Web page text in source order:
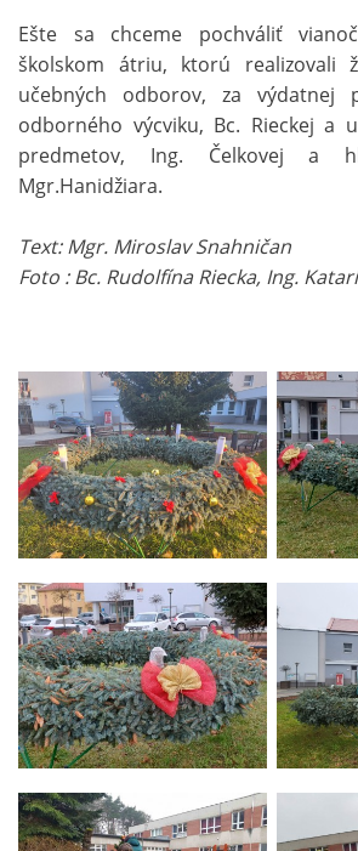
Ešte sa chceme pochváliť
školskom átriu, ktorú realizovali
učebných odborov, za výdatnej
odborného výcviku, Bc. Rieckej a
predmetov, Ing. Čelkovej a
Mgr.Hanidžiara.
Text: Mgr. Miroslav Snahničan
Foto : Bc. Rudolfína Riecka, Ing.